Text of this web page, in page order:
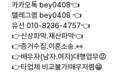
카카오톡 bey0408👈
텔레그램 bey0408 👈
유선 010-8236-4757👈
👉신상파악.재산파악👈
👉증거수집.이혼소송.👀
👉배우자(남자.여자)대행업무😡
👉타업체 비교불가!매우저렴😁